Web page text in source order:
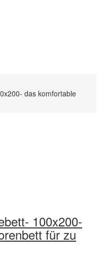
das komfortable
100x200-
für zu